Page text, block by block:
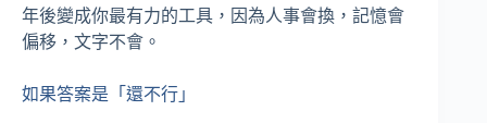
年後變成你最有力的工具，因為人事會換，記憶會
偏移，文字不會。
如果答案是「還不行」